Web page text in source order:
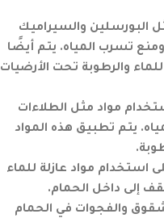
البورسلين والسيراميك
تسرب المياه. يتم أيضًا
والرطوبة تحت الأرضيات
مواد مثل الطلاءات
يتم تطبيق هذه المواد
مواد عازلة للماء
إلى داخل الحمام.
والفجوات في الحمام